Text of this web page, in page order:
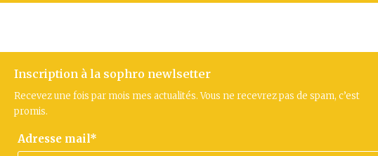
Inscription à la sophro newlsetter
Recevez une fois par mois mes actualités. Vous ne recevrez pas de spam, c’est
promis.
Adresse mail*